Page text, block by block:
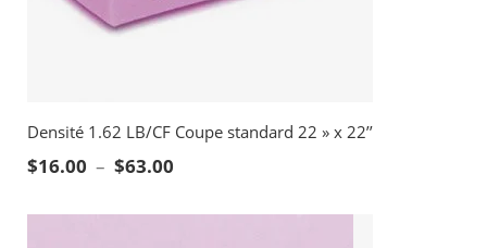
Densité 1.62 LB/CF Coupe standard 22 » x 22’’
$16.00 – $63.00